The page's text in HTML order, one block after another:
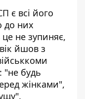
є всі його
до них
це не зупиняє,
йшов з
"не будь
жінками",